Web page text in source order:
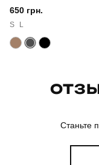
650 грн.
S L
Станьте